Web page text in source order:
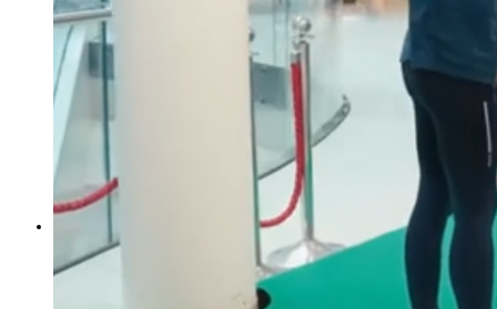
Apsys Brand Booster